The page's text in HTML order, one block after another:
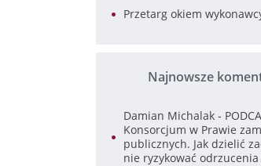
Przetarg okiem
Najnowsze
Damian Michalak -
Konsorcjum w Prawie
publicznych. Jak dzielić
nie ryzykować